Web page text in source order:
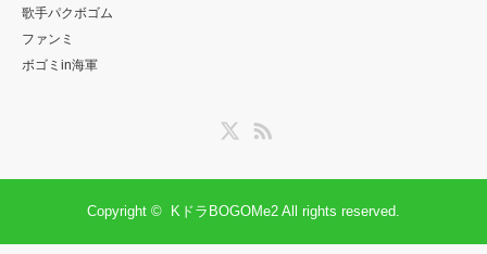
歌手パクボゴム
ファンミ
ボゴミin海軍
Copyright © KドラBOGOMe2 All rights reserved.